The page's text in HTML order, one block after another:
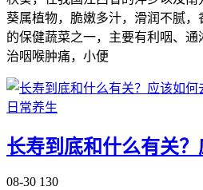
葵属植物，脆嫩多汁，滑润不腻
的保健蔬菜之一，主要有利咽、
治咽喉肿痛，小便
日常养生
长寿到底和什么有关？
08-30 130